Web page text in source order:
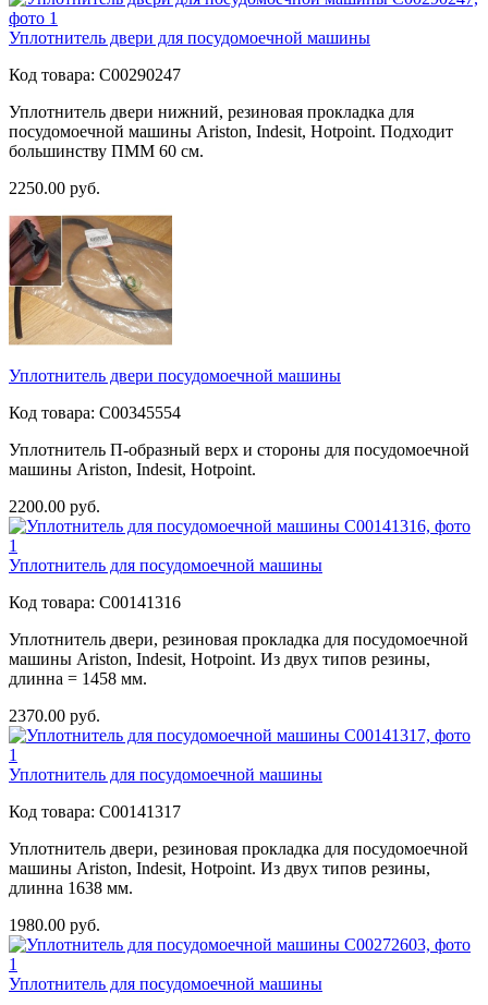
Уплотнитель двери для посудомоечной машины
Код товара: C00290247
Уплотнитель двери нижний, резиновая прокладка для
посудомоечной машины Ariston, Indesit, Hotpoint. Подходит
большинству ПММ 60 см.
2250.00 руб.
Уплотнитель двери посудомоечной машины
Код товара: C00345554
Уплотнитель П-образный верх и стороны для посудомоечной
машины Ariston, Indesit, Hotpoint.
2200.00 руб.
Уплотнитель для посудомоечной машины
Код товара: C00141316
Уплотнитель двери, резиновая прокладка для посудомоечной
машины Ariston, Indesit, Hotpoint. Из двух типов резины,
длинна = 1458 мм.
2370.00 руб.
Уплотнитель для посудомоечной машины
Код товара: C00141317
Уплотнитель двери, резиновая прокладка для посудомоечной
машины Ariston, Indesit, Hotpoint. Из двух типов резины,
длинна 1638 мм.
1980.00 руб.
Уплотнитель для посудомоечной машины